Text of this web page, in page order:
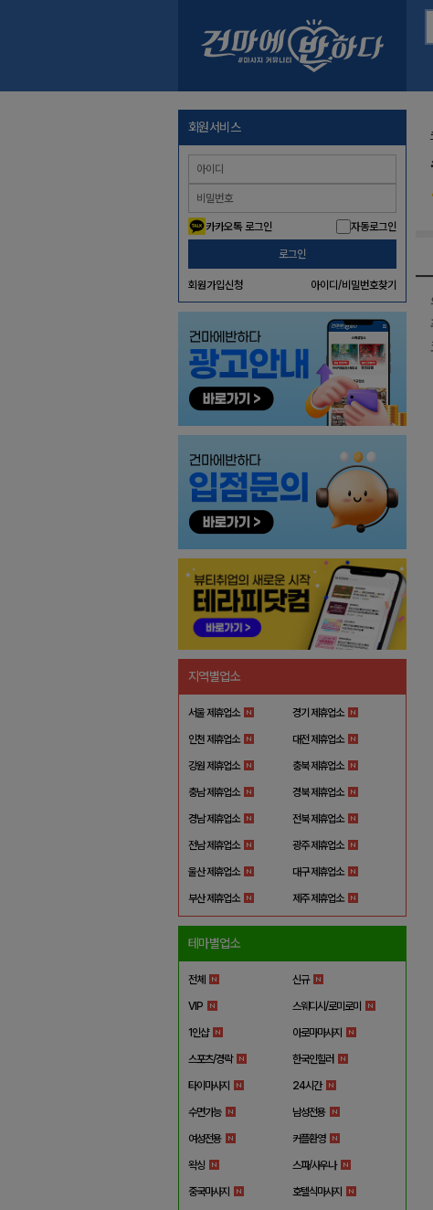
회원서비스
카카오톡 로그인 자동로그인
로그인
회원가입신청 아이디/비밀번호찾기
지역별업소
서울 제휴업소 경기 제휴업소
인천 제휴업소 대전 제휴업소
강원 제휴업소 충북 제휴업소
충남 제휴업소 경북 제휴업소
경남 제휴업소 전북 제휴업소
전남 제휴업소 광주 제휴업소
울산 제휴업소 대구 제휴업소
부산 제휴업소 제주 제휴업소
테마별업소
전체 신규
VIP 스웨디시/로미로미
1인샵 아로마마사지
스포츠/경락 한국인힐러
타이마사지 24시간
수면가능 남성전용
여성전용 커플환영
왁싱 스파/사우나
중국마사지 호텔식마사지